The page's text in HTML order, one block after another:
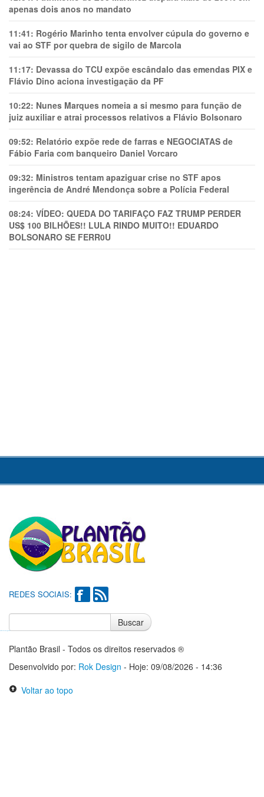
apenas dois anos no mandato
11:41: Rogério Marinho tenta envolver cúpula do governo e
vai ao STF por quebra de sigilo de Marcola
11:17: Devassa do TCU expõe escândalo das emendas PIX e
Flávio Dino aciona investigação da PF
10:22: Nunes Marques nomeia a si mesmo para função de
juiz auxiliar e atrai processos relativos a Flávio Bolsonaro
09:52: Relatório expõe rede de farras e NEGOCIATAS de
Fábio Faria com banqueiro Daniel Vorcaro
09:32: Ministros tentam apaziguar crise no STF apos
ingerência de André Mendonça sobre a Polícia Federal
08:24: VÍDEO: QUEDA DO TARIFAÇO FAZ TRUMP PERDER
US$ 100 BILHÕES!! LULA RINDO MUITO!! EDUARDO
BOLSONARO SE FERR0U
REDES SOCIAIS:
Buscar
Plantão Brasil - Todos os direitos reservados ®
Desenvolvido por: Rok Design - Hoje: 09/08/2026 - 14:36
Voltar ao topo